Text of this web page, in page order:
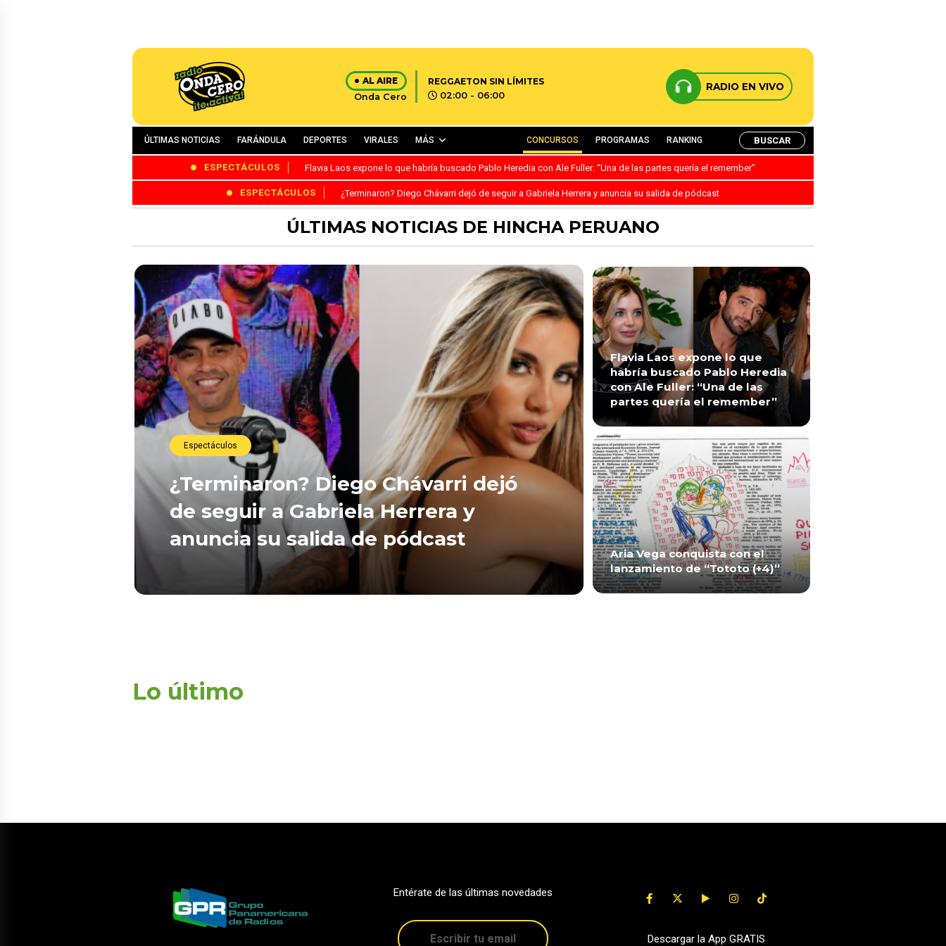
AL AIRE
Onda Cero
REGGAETON SIN LÍMITES
02:00 - 06:00
RADIO EN VIVO
ÚLTIMAS NOTICIAS FARÁNDULA DEPORTES VIRALES MÁS CONCURSOS PROGRAMAS RANKING BUSCAR
ESPECTÁCULOS Flavia Laos expone lo que habría buscado Pablo Heredia con Ale Fuller: “Una de las partes quería el remember”
ESPECTÁCULOS ¿Terminaron? Diego Chávarri dejó de seguir a Gabriela Herrera y anuncia su salida de pódcast
ÚLTIMAS NOTICIAS DE HINCHA PERUANO
Espectáculos
¿Terminaron? Diego Chávarri dejó
de seguir a Gabriela Herrera y
anuncia su salida de pódcast
Flavia Laos expone lo que
habría buscado Pablo Heredia
con Ale Fuller: “Una de las
partes quería el remember”
Aria Vega conquista con el
lanzamiento de “Tototo (+4)”
Lo último
Entérate de las últimas novedades
Descargar la App GRATIS